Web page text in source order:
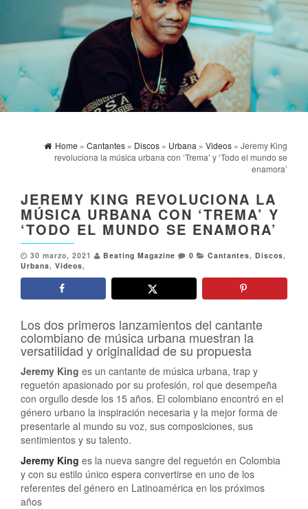
Home » Cantantes » Discos » Urbana » Videos » Jeremy King
revoluciona la música urbana con ‘Trema’ y ‘Todo el mundo se
enamora’
JEREMY KING REVOLUCIONA LA
MÚSICA URBANA CON ‘TREMA’ Y
‘TODO EL MUNDO SE ENAMORA’
30 marzo, 2021 Beating Magazine 0 Cantantes, Discos,
Urbana, Videos,
Los dos primeros lanzamientos del cantante
colombiano de música urbana muestran la
versatilidad y originalidad de su propuesta
Jeremy King es un cantante de música urbana, trap y
reguetón apasionado por su profesión, rol que desempeña
con orgullo desde los 15 años. El colombiano encontró en el
género urbano la inspiración necesaria y la mejor forma de
presentarle al mundo su voz, sus composiciones, sus
sentimientos y su talento.
Jeremy King es la nueva sangre del reguetón en Colombia
y con su estilo único espera convertirse en uno de los
referentes del género en Latinoamérica en los próximos
años